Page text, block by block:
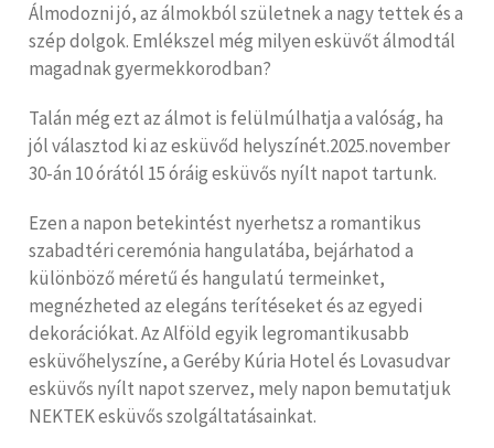
Álmodozni jó, az álmokból születnek a nagy tettek és a
szép dolgok. Emlékszel még milyen esküvőt álmodtál
magadnak gyermekkorodban?
Talán még ezt az álmot is felülmúlhatja a valóság, ha
jól választod ki az esküvőd helyszínét.2025.november
30-án 10 órától 15 óráig esküvős nyílt napot tartunk.
Ezen a napon betekintést nyerhetsz a romantikus
szabadtéri ceremónia hangulatába, bejárhatod a
különböző méretű és hangulatú termeinket,
megnézheted az elegáns terítéseket és az egyedi
dekorációkat. Az Alföld egyik legromantikusabb
esküvőhelyszíne, a Geréby Kúria Hotel és Lovasudvar
esküvős nyílt napot szervez, mely napon bemutatjuk
NEKTEK esküvős szolgáltatásainkat.